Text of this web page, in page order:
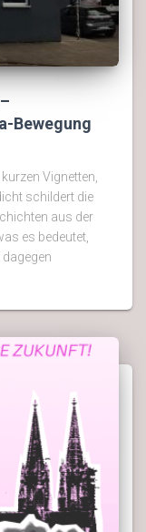
Bewegung
Vignetten,
schildert die
aus der
es bedeutet,